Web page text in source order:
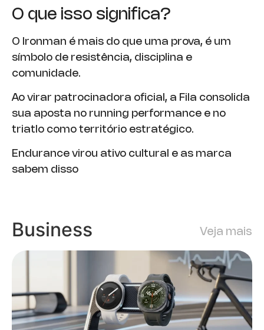
O que isso significa?
O Ironman é mais do que uma prova, é um
símbolo de resistência, disciplina e
comunidade.
Ao virar patrocinadora oficial, a Fila consolida
sua aposta no running performance e no
triatlo como território estratégico.
Endurance virou ativo cultural e as marca
sabem disso
Business Veja mais